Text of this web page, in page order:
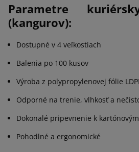
Parametre
(kangurov):
Dostupné v 4 veľkostiach
Balenia po 100 kusov
Výroba z polypropylenovej fólie
Odporné na trenie, vlhkosť a
Dokonalé pripevnenie k
Pohodlné a ergonomické